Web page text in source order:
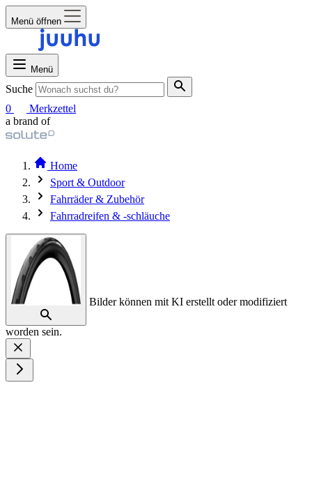
Menü öffnen
Menü
Suche
0
Merkzettel
a brand of
Home
Sport & Outdoor
Fahrräder & Zubehör
Fahrradreifen & -schläuche
Bilder können mit KI erstellt oder modifiziert
worden sein.